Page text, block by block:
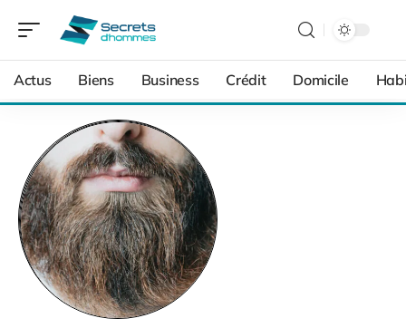
Actus Biens Business Crédit Domicile